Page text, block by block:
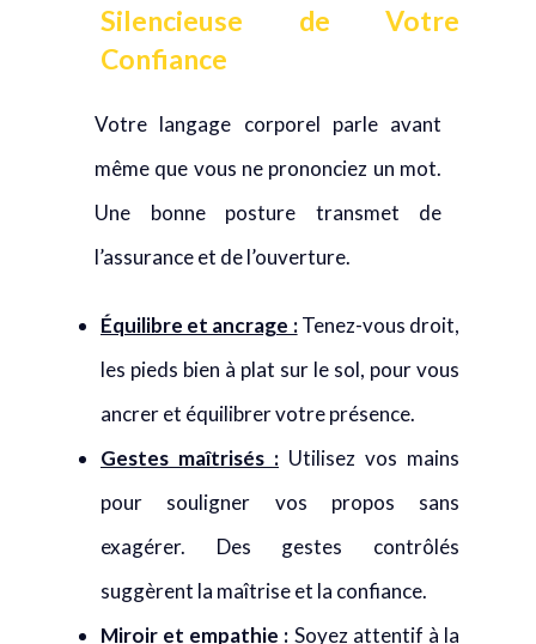
Silencieuse de Votre
Confiance
Votre langage corporel parle avant
même que vous ne prononciez un mot.
Une bonne posture transmet de
l’assurance et de l’ouverture.
Équilibre et ancrage :Tenez-vous droit,
les pieds bien à plat sur le sol, pour vous
ancrer et équilibrer votre présence.
Gestes maîtrisés : Utilisez vos mains
pour souligner vos propos sans
exagérer. Des gestes contrôlés
suggèrent la maîtrise et la confiance.
Miroir et empathie : Soyez attentif à la